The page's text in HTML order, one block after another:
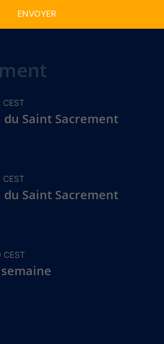
CEST
Saint Sacrement
CEST
Saint Sacrement
CEST